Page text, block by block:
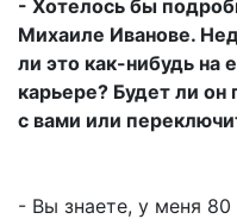
- Хотелось бы
Михаиле Иванове.
ли это как-нибудь на
карьере? Будет ли
с вами или
- Вы знаете, у меня 80